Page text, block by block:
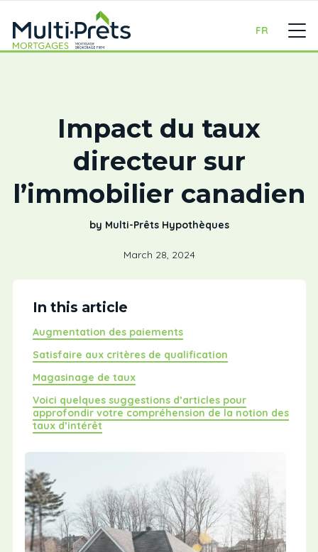
FR
Impact du taux
directeur sur
l’immobilier canadien
by Multi-Prêts Hypothèques
March 28, 2024
In this article
Augmentation des paiements
Satisfaire aux critères de qualification
Magasinage de taux
Voici quelques suggestions d’articles pour
approfondir votre compréhension de la notion des
taux d’intérêt